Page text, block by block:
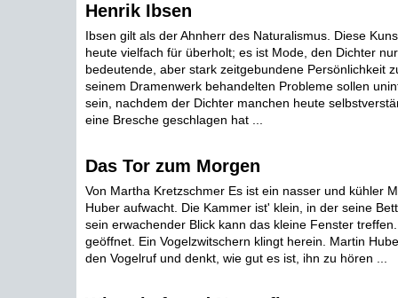
Henrik Ibsen
Ibsen gilt als der Ahnherr des Naturalismus. Diese
heute vielfach für überholt; es ist Mode, den Dichter
bedeutende, aber stark zeitgebundene Persönlichkeit
seinem Dramenwerk behandelten Probleme sollen
sein, nachdem der Dichter manchen heute
eine Bresche geschlagen hat ...
Das Tor zum Morgen
Von Martha Kretzschmer Es ist ein nasser und kühler
Huber aufwacht. Die Kammer ist' klein, in der seine
sein erwachender Blick kann das kleine Fenster
geöffnet. Ein Vogelzwitschern klingt herein. Martin
den Vogelruf und denkt, wie gut es ist, ihn zu hören ...